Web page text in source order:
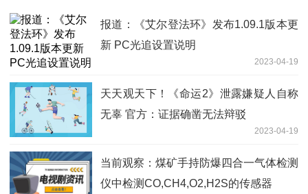
报道：《艾尔登法环》发布1.09.1版本更
新 PC光追设置说明
2023-04-19
天天观天下！《命运2》泄露嫌疑人自称
无辜 官方：证据确凿无法辩驳
2023-04-19
当前观察：煤矿手持防爆四合一气体检测
仪中检测CO,CH4,O2,H2S的传感器